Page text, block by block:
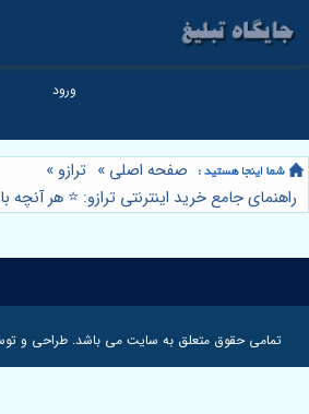
صفحه اصلی » ترازو »
راهنمای جامع خرید اینترنتی ترازو: ⭐️ هر آنچه
تمامی حقوق متعلق به سایت می باشد. طراحی و